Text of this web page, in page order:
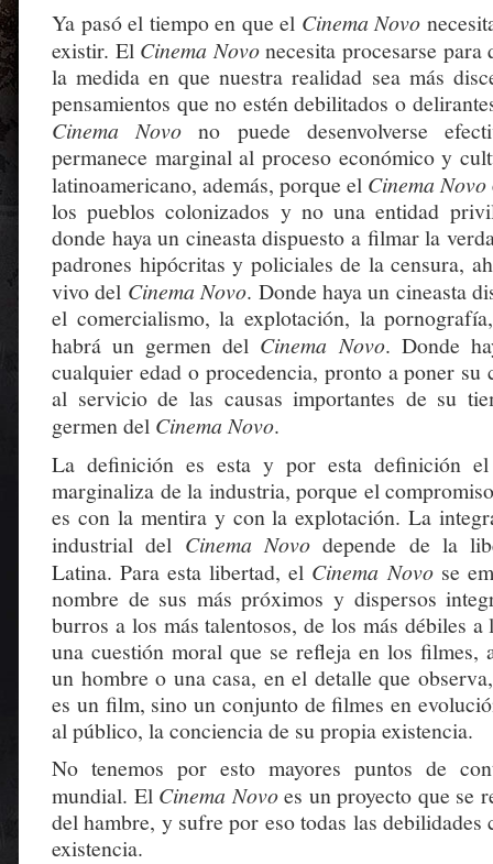
Ya pasó el tiempo en que el Cinema Novo
existir. El Cinema Novonecesita procesarse para
la medida en que nuestra realidad sea más
pensamientos que no estén debilitados o
Cinema Novo no puede desenvolverse
permanece marginal al proceso económico y
latinoamericano, además, porque el Cinema Novo
los pueblos colonizados y no una entidad
donde haya un cineasta dispuesto a filmar la
padrones hipócritas y policiales de la censura,
vivo del Cinema Novo. Donde haya un cineasta
el comercialismo, la explotación, la
habrá un germen del Cinema Novo. Donde
cualquier edad o procedencia, pronto a poner
al servicio de las causas importantes de su
germen del Cinema Novo.
La definición es esta y por esta definición
marginaliza de la industria, porque el
es con la mentira y con la explotación. La
industrial del Cinema Novo depende de la
Latina. Para esta libertad, el Cinema Novose
nombre de sus más próximos y dispersos
burros a los más talentosos, de los más débiles a
una cuestión moral que se refleja en los filmes,
un hombre o una casa, en el detalle que
es un film, sino un conjunto de filmes en
al público, la conciencia de su propia existencia.
No tenemos por esto mayores puntos de
mundial. El Cinema Novoes un proyecto que se
del hambre, y sufre por eso todas las debilidades
existencia.